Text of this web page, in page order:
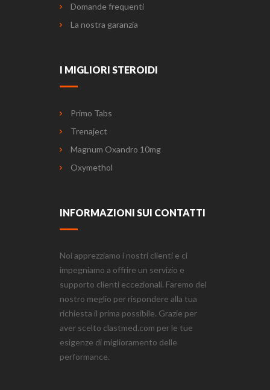
Domande frequenti
La nostra garanzia
I MIGLIORI STEROIDI
Primo Tabs
Trenaject
Magnum Oxandro 10mg
Oxymethol
INFORMAZIONI SUI CONTATTI
Noi apprezziamo i nostri clienti e ci
impegniamo a offrire un servizio e
supporto clienti eccezionali. Faremo del
nostro meglio per rispondere alla tua
richiesta il prima possibile. Grazie per
aver scelto clastmed.com per le tue
esigenze di miglioramento delle
performance.